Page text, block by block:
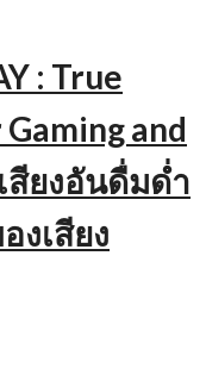
: True
and
สียงอันดื่มด่ำ
งเสียง